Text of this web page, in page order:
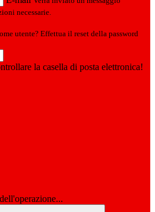
necessarie.
utente? Effettua il reset della password
la casella di posta elettronica!